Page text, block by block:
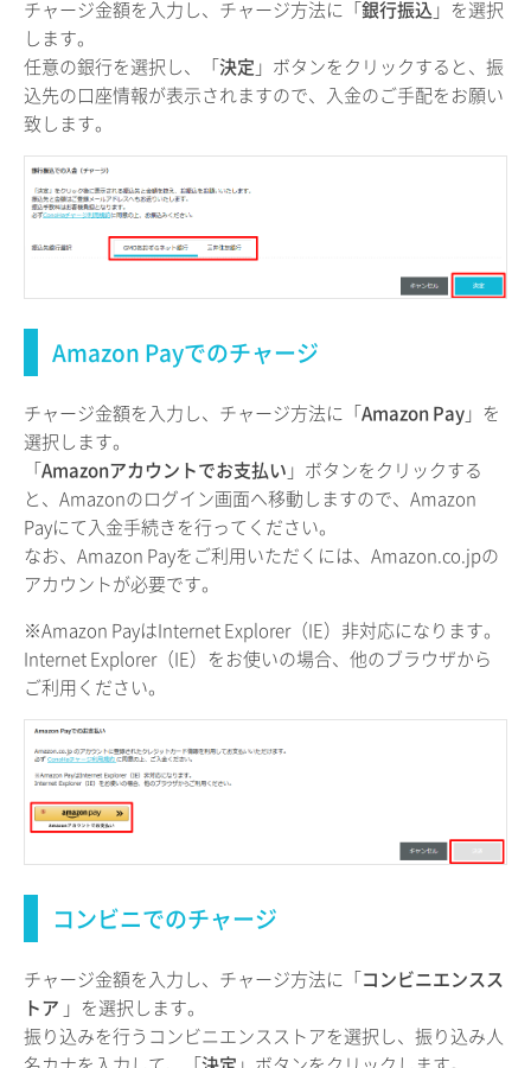
チャージ金額を入力し、チャージ方法に「銀行振込 」を選択
します。
任意の銀行を選択し、「決定 」ボタンをクリックすると、振
込先の口座情報が表示されますので、入金のご手配をお願い
致します。
Amazon Payでのチャージ
チャージ金額を入力し、チャージ方法に「Amazon Pay」を
選択します。
「Amazonアカウントでお支払い 」ボタンをクリックする
と、Amazonのログイン画面へ移動しますので、Amazon
Payにて入金手続きを行ってください。
なお、Amazon Payをご利用いただくには、Amazon.co.jpの
アカウントが必要です。
※Amazon PayはInternet Explorer（IE）非対応になります。
Internet Explorer（IE）をお使いの場合、他のブラウザから
ご利用ください。
コンビニでのチャージ
チャージ金額を入力し、チャージ方法に「コンビニエンスス
トア 」を選択します。
振り込みを行うコンビニエンスストアを選択し、振り込み人